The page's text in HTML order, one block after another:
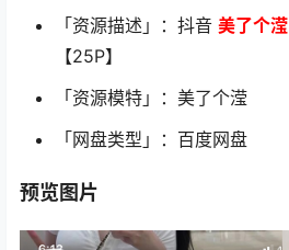
「资源描述」：抖音 美了个滢
【25P】
「资源模特」：美了个滢
「网盘类型」：百度网盘
预览图片